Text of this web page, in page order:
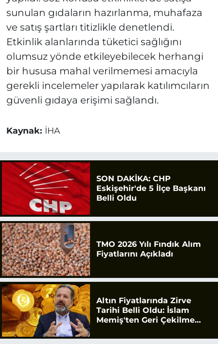
sunulan gıdaların hazırlanma, muhafaza
ve satış şartları titizlikle denetlendi.
Etkinlik alanlarında tüketici sağlığını
olumsuz yönde etkileyebilecek herhangi
bir hususa mahal verilmemesi amacıyla
gerekli incelemeler yapılarak katılımcıların
güvenli gıdaya erişimi sağlandı.
Kaynak: İHA
SON DAKİKA: CHP
Eskişehir'de 5 İlçe Başkanı
Belli Oldu
TMO 2026 Yılı Fındık Alım
Fiyatlarını Açıkladı
Altın Fiyatlarında Zirve
Tarihi Belli Oldu: İslam
Memiş'ten Geri Çekilme